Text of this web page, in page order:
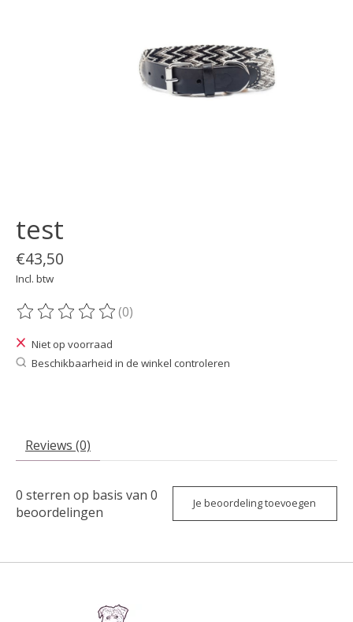
test
€43,50
Incl. btw
De beoordeling van dit product is
(0)
Niet op voorraad
Beschikbaarheid in de winkel controleren
Reviews (0)
0 sterren op basis van 0
beoordelingen
Je beoordeling toevoegen